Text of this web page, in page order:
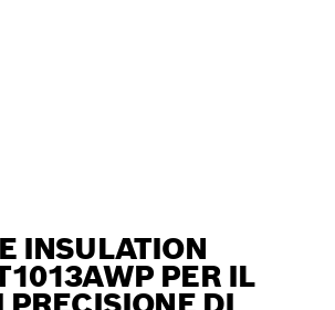
INSULATION
PER IL